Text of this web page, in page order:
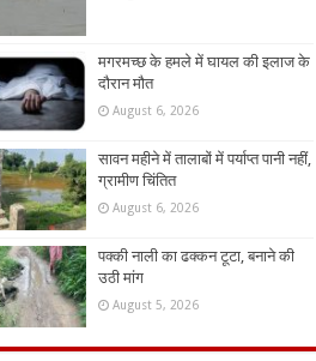
मगरमच्छ के हमले में घायल की इलाज के
दौरान मौत
August 6, 2026
सावन महीने में तालाबों में पर्याप्त पानी नहीं,
ग्रामीण चिंतित
August 6, 2026
पक्की नाली का ढक्कन टूटा, बनाने की
उठी मांग
August 5, 2026